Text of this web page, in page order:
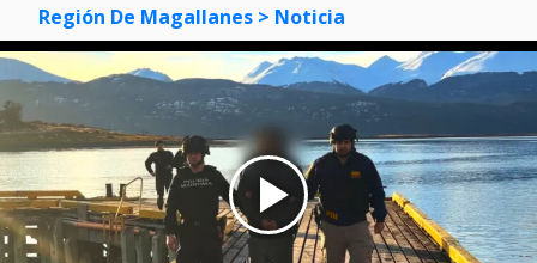
Región De Magallanes > Noticia